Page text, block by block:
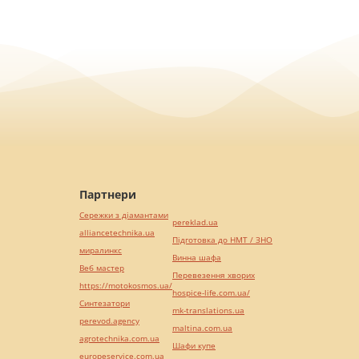
Партнери
Сережки з діамантами
alliancetechnika.ua
миралинкс
Веб мастер
https://motokosmos.ua/
Синтезатори
perevod.agency
agrotechnika.com.ua
europeservice.com.ua
pereklad.ua
Підготовка до НМТ / ЗНО
Винна шафа
Перевезення хворих
hospice-life.com.ua/
mk-translations.ua
maltina.com.ua
Шафи купе